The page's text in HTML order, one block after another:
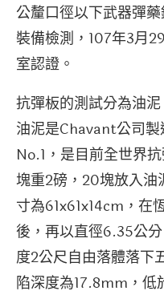
公釐口徑以下武器彈
裝備檢測，107年3月
室認證。
抗彈板的測試分為油
油泥是Chavant公司
No.1，是目前全世界
塊重2磅，20塊放入油
寸為61x61x14cm，在
後，再以直徑6.35公
度2公尺自由落體落下
陷深度為17.8mm，低